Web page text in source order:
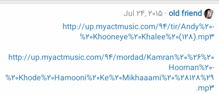
old friend
Jul 24, 2015
http://up.myactmusic.com/94/tir/Andy%20-
%20Khooneye%20Khalee%20(128).mp3
http://up.myactmusic.com/94/mordad/Kamran%20%26%20
Hooman%20-
%20Khode%20Hamooni%20Ke%20Mikhaaami%20%28128%29
.mp3